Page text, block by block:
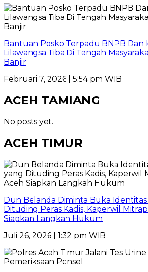
Bantuan Posko Terpadu BNPB Dan
Lilawangsa Tiba Di Tengah
Banjir
Februari 7, 2026 | 5:54 pm WIB
ACEH TAMIANG
No posts yet.
ACEH TIMUR
Dun Belanda Diminta Buka
Dituding Peras Kadis, Kaperwil
Siapkan Langkah Hukum
Juli 26, 2026 | 1:32 pm WIB